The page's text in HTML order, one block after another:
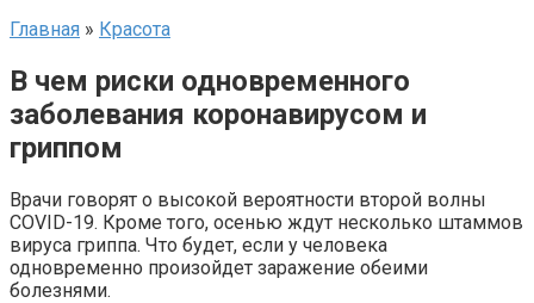
Главная » Красота
В чем риски одновременного
заболевания коронавирусом и
гриппом
Врачи говорят о высокой вероятности второй волны
COVID-19. Кроме того, осенью ждут несколько штаммов
вируса гриппа. Что будет, если у человека
одновременно произойдет заражение обеими
болезнями.